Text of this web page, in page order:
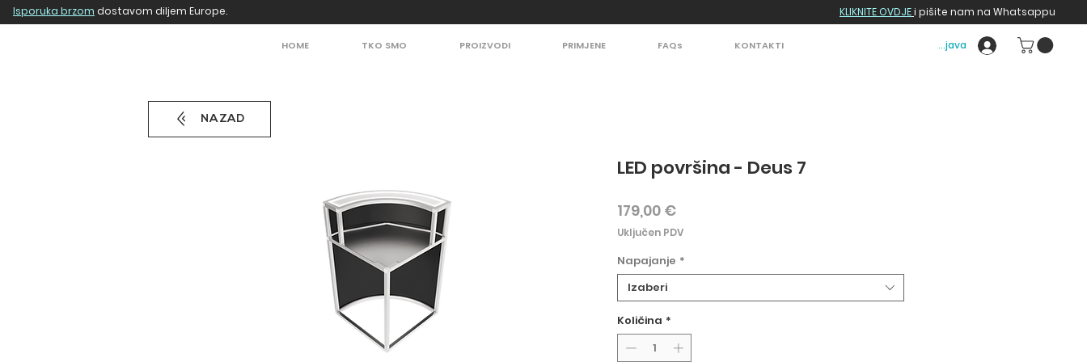
Isporuka brzom dostavom diljem Europe. KLIKNITE OVDJEi pišite nam na Whatsappu
HOME TKO SMO PROIZVODI PRIMJENE FAQs KONTAKTI Prijava
NAZAD
LED površina - Deus 7
179,00 €Cijena
Uključen PDV
Napajanje *
Izaberi
Količina *